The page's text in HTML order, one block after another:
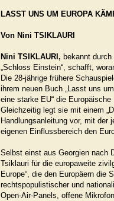
LASST UNS UM EUROPA
Von Nini TSIKLAURI
Nini TSIKLAURI, bekannt durch
„Schloss Einstein“, schafft,
Die 28-jährige frühere
ihrem neuen Buch „Lasst uns
eine starke EU“ die
Gleichzeitig legt sie mit einem
Handlungsanleitung vor, mit der
eigenen Einflussbereich den
Selbst einst aus Georgien nach
Tsiklauri für die europaweite
Europe“, die den Europäern die
rechtspopulistischer und
Open-Air-Panels, offene